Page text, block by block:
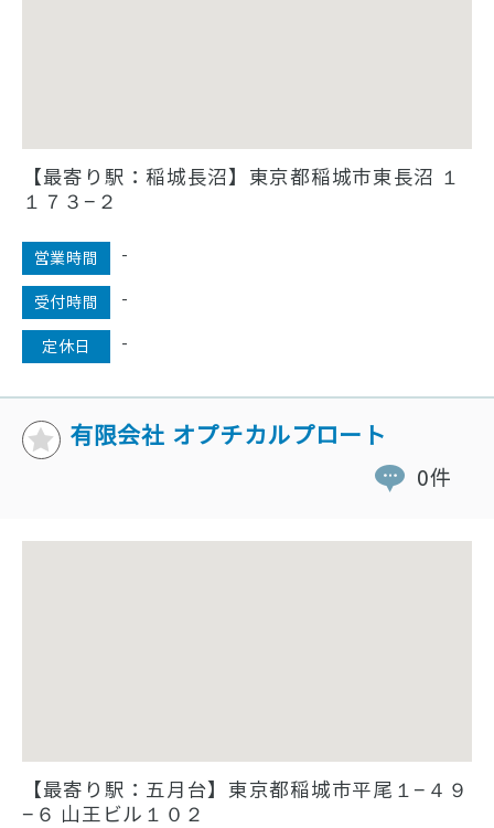
【最寄り駅：稲城長沼】東京都稲城市東長沼 １
１７３−２
営業時間 -
受付時間 -
定休日 -
有限会社 オプチカルプロート
0件
【最寄り駅：五月台】東京都稲城市平尾１−４９
−６ 山王ビル１０２